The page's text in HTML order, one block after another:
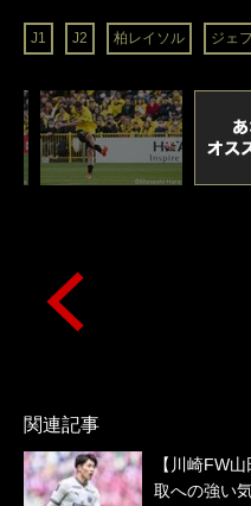
J1 J2 柏レイソル ジェ
関連記事
【川崎FW
取への強い